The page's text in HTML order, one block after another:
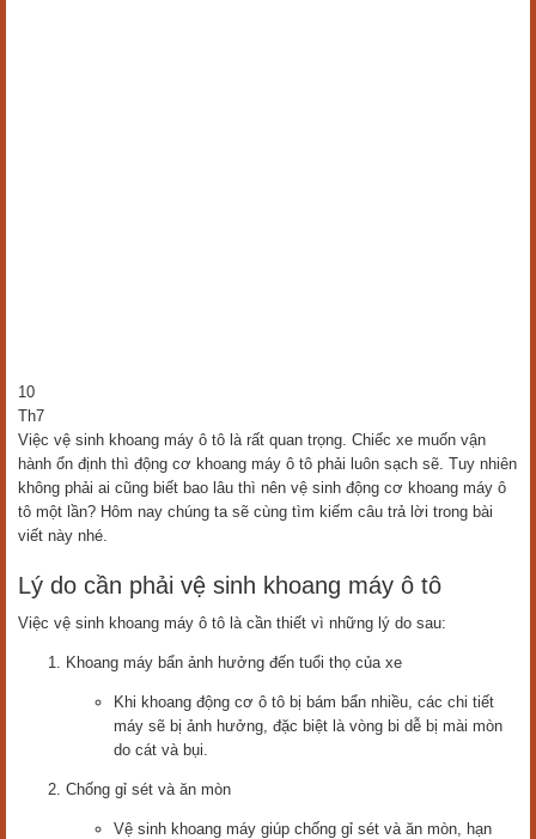
10
Th7
Việc vệ sinh khoang máy ô tô là rất quan trọng. Chiếc xe muốn vận
hành ổn định thì động cơ khoang máy ô tô phải luôn sạch sẽ. Tuy nhiên
không phải ai cũng biết bao lâu thì nên vệ sinh động cơ khoang máy ô
tô một lần? Hôm nay chúng ta sẽ cùng tìm kiếm câu trả lời trong bài
viết này nhé.
Lý do cần phải vệ sinh khoang máy ô tô
Việc vệ sinh khoang máy ô tô là cần thiết vì những lý do sau:
Khoang máy bẩn ảnh hưởng đến tuổi thọ của xe
Khi khoang động cơ ô tô bị bám bẩn nhiều, các chi tiết
máy sẽ bị ảnh hưởng, đặc biệt là vòng bi dễ bị mài mòn
do cát và bụi.
Chống gỉ sét và ăn mòn
Vệ sinh khoang máy giúp chống gỉ sét và ăn mòn, hạn